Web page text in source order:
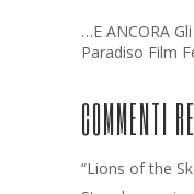
…E ANCORA
Paradiso Film
COMMENTI
“Lions of the